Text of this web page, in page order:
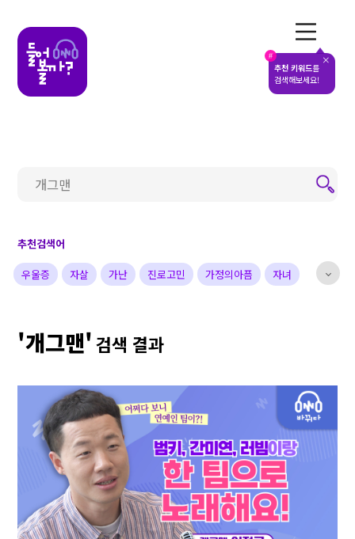
#
추천 키워드를
검색해보세요!
추천검색어
우울증 자살 가난 진로고민 가정의아픔 자녀
선한영향력 예술&영감 돌아온탕자
'개그맨'검색 결과